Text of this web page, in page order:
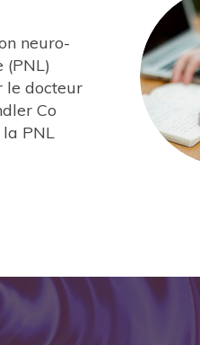
neuro-
(PNL)
le docteur
Co
PNL